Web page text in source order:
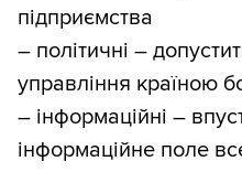
підприємства
– політичні –
управління країною
– інформаційні –
інформаційне поле